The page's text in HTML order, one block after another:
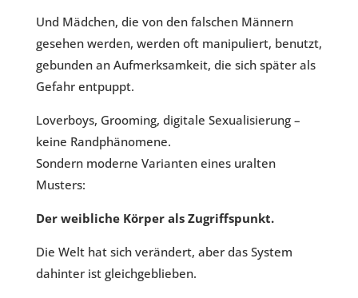
Und Mädchen, die von den falschen Männern
gesehen werden, werden oft manipuliert, benutzt,
gebunden an Aufmerksamkeit, die sich später als
Gefahr entpuppt.
Loverboys, Grooming, digitale Sexualisierung –
keine Randphänomene.
Sondern moderne Varianten eines uralten
Musters:
Der weibliche Körper als Zugriffspunkt.
Die Welt hat sich verändert, aber das System
dahinter ist gleichgeblieben.